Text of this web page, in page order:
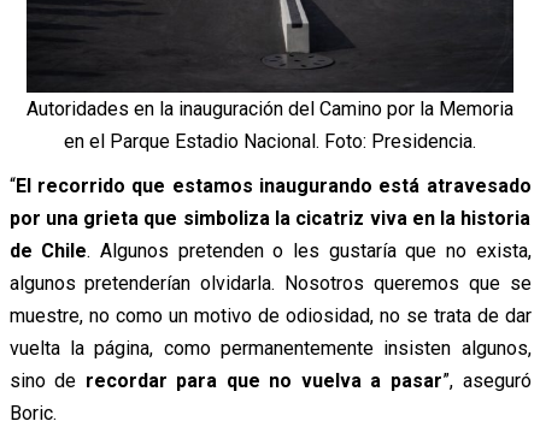
Autoridades en la inauguración del Camino por la Memoria
en el Parque Estadio Nacional. Foto: Presidencia.
“El recorrido que estamos inaugurando está atravesado
por una grieta que simboliza la cicatriz viva en la historia
de Chile. Algunos pretenden o les gustaría que no exista,
algunos pretenderían olvidarla. Nosotros queremos que se
muestre, no como un motivo de odiosidad, no se trata de dar
vuelta la página, como permanentemente insisten algunos,
sino de recordar para que no vuelva a pasar”, aseguró
Boric.